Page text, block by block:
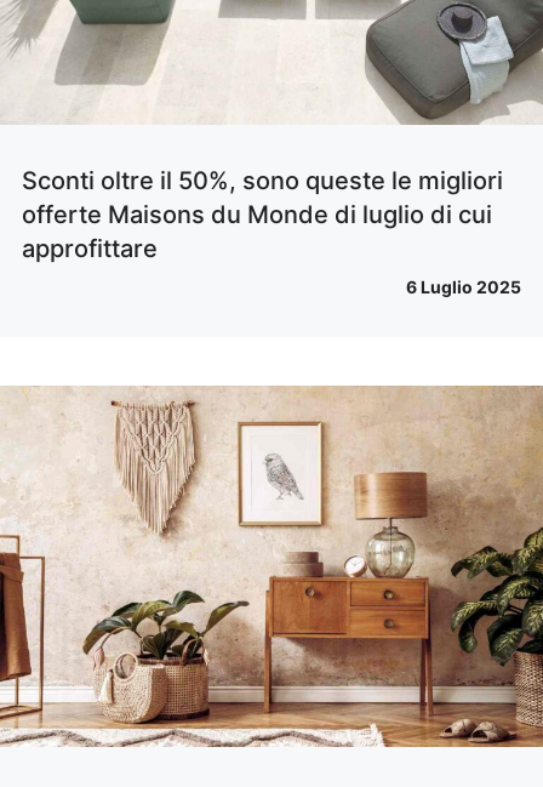
Sconti oltre il 50%, sono queste le migliori
offerte Maisons du Monde di luglio di cui
approfittare
6 Luglio 2025